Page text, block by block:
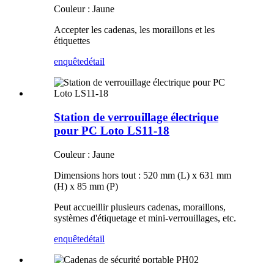
Couleur : Jaune
Accepter les cadenas, les moraillons et les
étiquettes
enquêtedétail
Station de verrouillage électrique
pour PC Loto LS11-18
Couleur : Jaune
Dimensions hors tout : 520 mm (L) x 631 mm
(H) x 85 mm (P)
Peut accueillir plusieurs cadenas, moraillons,
systèmes d'étiquetage et mini-verrouillages, etc.
enquêtedétail